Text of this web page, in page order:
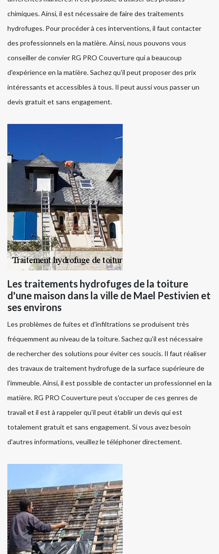
chimiques. Ainsi, il est nécessaire de faire des traitements
hydrofuges. Pour procéder à ces interventions, il faut contacter
des professionnels en la matière. Ainsi, nous pouvons vous
conseiller de convier RG PRO Couverture qui a beaucoup
d'expérience en la matière. Sachez qu'il peut proposer des prix
intéressants et accessibles à tous. Il peut aussi vous passer un
devis gratuit et sans engagement.
Les traitements hydrofuges de la toiture
d'une maison dans la ville de Mael Pestivien et
ses environs
Les problèmes de fuites et d'infiltrations se produisent très
fréquemment au niveau de la toiture. Sachez qu'il est nécessaire
de rechercher des solutions pour éviter ces soucis. Il faut réaliser
des travaux de traitement hydrofuge de la surface supérieure de
l'immeuble. Ainsi, il est possible de contacter un professionnel en la
matière. RG PRO Couverture peut s'occuper de ces genres de
travail et il est à rappeler qu'il peut établir un devis qui est
totalement gratuit et sans engagement. Si vous avez besoin
d'autres informations, veuillez le téléphoner directement.